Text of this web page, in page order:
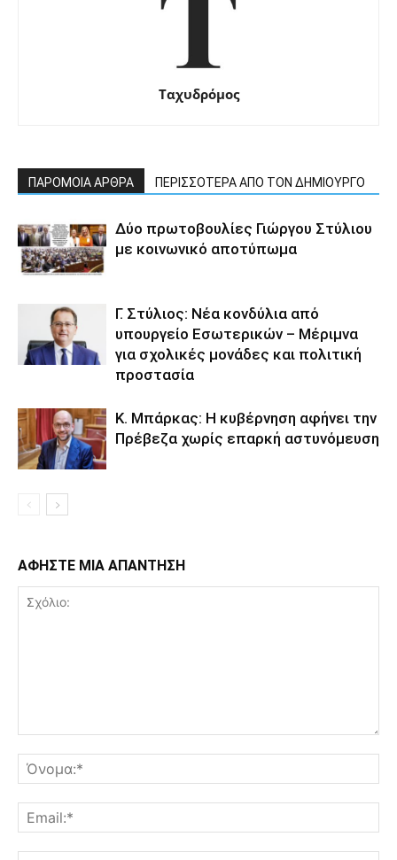
Ταχυδρόμος
ΠΑΡΟΜΟΙΑ ΑΡΘΡΑ ΠΕΡΙΣΣΟΤΕΡΑ ΑΠΟ ΤΟΝ ΔΗΜΙΟΥΡΓΟ
Δύο πρωτοβουλίες Γιώργου Στύλιου
με κοινωνικό αποτύπωμα
Γ. Στύλιος: Νέα κονδύλια από
υπουργείο Εσωτερικών – Μέριμνα
για σχολικές μονάδες και πολιτική
προστασία
Κ. Μπάρκας: Η κυβέρνηση αφήνει την
Πρέβεζα χωρίς επαρκή αστυνόμευση
ΑΦΗΣΤΕ ΜΙΑ ΑΠΑΝΤΗΣΗ